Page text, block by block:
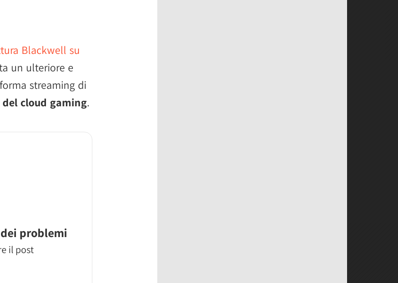
Blackwell su
un ulteriore e
streaming di
cloud gaming.
problemi
il post